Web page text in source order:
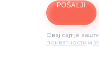
POŠALJI
Овај сајт је
приватности и